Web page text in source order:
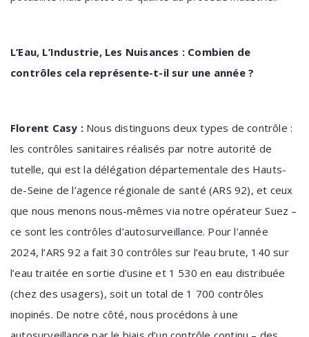
L’Eau, L’Industrie, Les Nuisances : Combien de
contrôles cela représente-t-il sur une année ?
Florent Casy :Nous distinguons deux types de contrôle :
les contrôles sanitaires réalisés par notre autorité de
tutelle, qui est la délégation départementale des Hauts-
de-Seine de l’agence régionale de santé (ARS 92), et ceux
que nous menons nous-mêmes via notre opérateur Suez –
ce sont les contrôles d’autosurveillance. Pour l’année
2024, l’ARS 92 a fait 30 contrôles sur l’eau brute, 140 sur
l’eau traitée en sortie d’usine et 1 530 en eau distribuée
(chez des usagers), soit un total de 1 700 contrôles
inopinés. De notre côté, nous procédons à une